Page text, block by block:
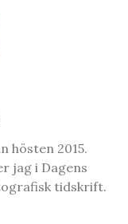
hösten 2015.
jag i Dagens
tidskrift.